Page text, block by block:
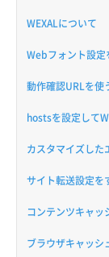
WEXALについて
Webフォント設定
動作確認URLを使
hostsを設定して
カスタマイズした
サイト転送設定を
コンテンツキャッ
ブラウザキャッシ